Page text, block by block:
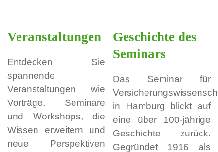
Veranstaltungen
Entdecken Sie
spannende
Veranstaltungen wie
Vorträge, Seminare
und Workshops, die
Wissen erweitern und
neue Perspektiven
Geschichte des
Seminars
Das Seminar für
in Hamburg blickt auf
eine über 100-jährige
Geschichte zurück.
Gegründet 1916 als